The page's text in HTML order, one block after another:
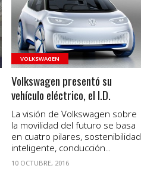
VER NOTA
VOLKSWAGEN
Volkswagen presentó su
vehículo eléctrico, el I.D.
La visión de Volkswagen sobre
la movilidad del futuro se basa
en cuatro pilares, sostenibilidad
inteligente, conducción...
10 OCTUBRE, 2016